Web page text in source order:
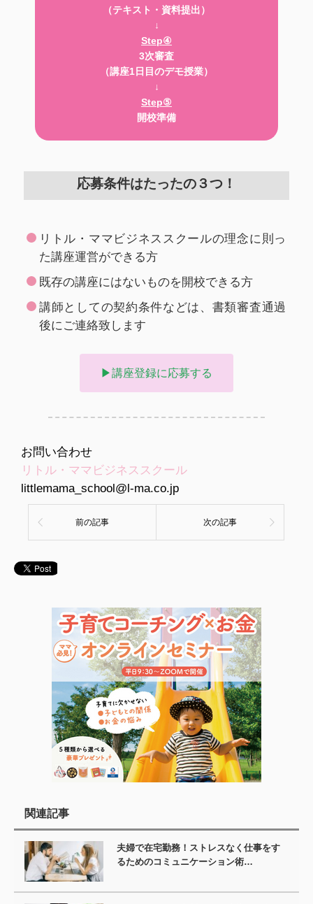
（テキスト・資料提出）
↓
Step④
3次審査
（講座1日目のデモ授業）
↓
Step⑤
開校準備
応募条件はたったの３つ！
リトル・ママビジネススクールの理念に則っ
た講座運営ができる方
既存の講座にはないものを開校できる方
講師としての契約条件などは、書類審査通過
後にご連絡致します
▶講座登録に応募する
お問い合わせ
リトル・ママビジネススクール
littlemama_school@l-ma.co.jp
前の記事 次の記事
関連記事
夫婦で在宅勤務！ストレスなく仕事をす
るためのコミュニケーション術…